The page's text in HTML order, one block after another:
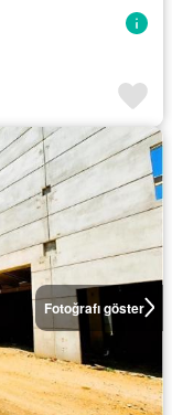
Fotoğrafı göster